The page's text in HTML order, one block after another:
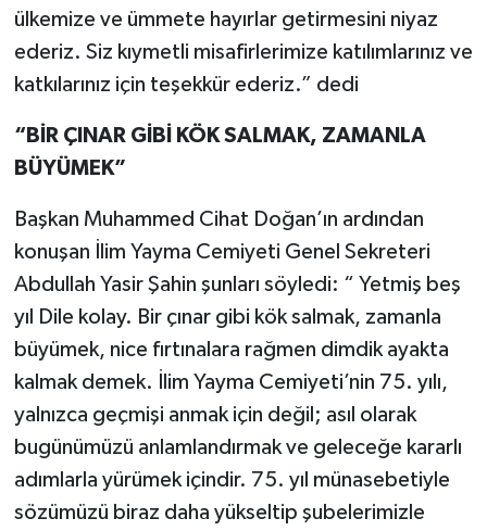
ülkemize ve ümmete hayırlar getirmesini niyaz
ederiz. Siz kıymetli misafirlerimize katılımlarınız ve
katkılarınız için teşekkür ederiz.” dedi
“BİR ÇINAR GİBİ KÖK SALMAK, ZAMANLA
BÜYÜMEK”
Başkan Muhammed Cihat Doğan’ın ardından
konuşan İlim Yayma Cemiyeti Genel Sekreteri
Abdullah Yasir Şahin şunları söyledi: “ Yetmiş beş
yıl Dile kolay. Bir çınar gibi kök salmak, zamanla
büyümek, nice fırtınalara rağmen dimdik ayakta
kalmak demek. İlim Yayma Cemiyeti’nin 75. yılı,
yalnızca geçmişi anmak için değil; asıl olarak
bugünümüzü anlamlandırmak ve geleceğe kararlı
adımlarla yürümek içindir. 75. yıl münasebetiyle
sözümüzü biraz daha yükseltip şubelerimizle